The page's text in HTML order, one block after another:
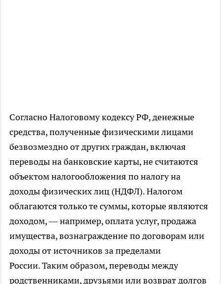
Согласно Налоговому кодексу РФ, денежные
средства, полученные физическими лицами
безвозмездно от других граждан, включая
переводы на банковские карты, не считаются
объектом налогообложения по налогу на
доходы физических лиц (НДФЛ). Налогом
облагаются только те суммы, которые являются
доходом, — например, оплата услуг, продажа
имущества, вознаграждение по договорам или
доходы от источников за пределами
России. Таким образом, переводы между
родственниками, друзьями или возврат долгов